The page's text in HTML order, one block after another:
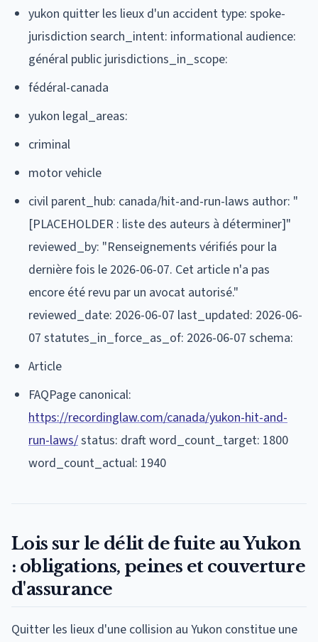
yukon quitter les lieux d'un accident type: spoke-
jurisdiction search_intent: informational audience:
général public jurisdictions_in_scope:
fédéral-canada
yukon legal_areas:
criminal
motor vehicle
civil parent_hub: canada/hit-and-run-laws author: "
[PLACEHOLDER : liste des auteurs à déterminer]"
reviewed_by: "Renseignements vérifiés pour la
dernière fois le 2026-06-07. Cet article n'a pas
encore été revu par un avocat autorisé."
reviewed_date: 2026-06-07 last_updated: 2026-06-
07 statutes_in_force_as_of: 2026-06-07 schema:
Article
FAQPage canonical:
https://recordinglaw.com/canada/yukon-hit-and-
run-laws/status: draft word_count_target: 1800
word_count_actual: 1940
Lois sur le délit de fuite au Yukon
: obligations, peines et couverture
d'assurance
Quitter les lieux d'une collision au Yukon constitue une